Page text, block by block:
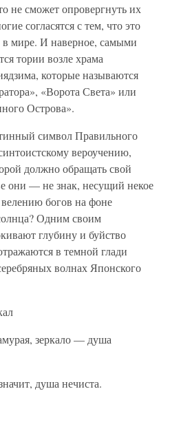
не сможет опровергнуть их
согласятся с тем, что это
в мире. И наверное, самыми
тории возле храма
которые называются
«Ворота Света» или
Острова».
символ Правильного
вероучению,
должно обращать свой
они — не знак, несущий некое
богов на фоне
Одним своим
глубину и буйство
в темной глади
волнах Японского
зеркало — душа
душа нечиста.